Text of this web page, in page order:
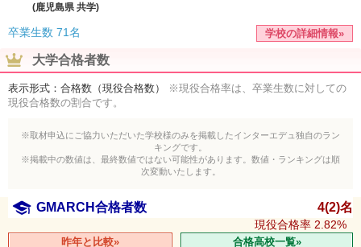
(鹿児島県 共学)
卒業生数 71名 学校の詳細情報»
大学合格者数
表示形式：合格数（現役合格数）
※現役合格率は、卒業生数に対しての
現役合格数の割合です。
※取材申込にご協力いただいた学校様のみを掲載したインターエデュ独自のラン
キングです。
※掲載中の数値は、最終数値ではない可能性があります。数値・ランキングは順
次変動いたします。
GMARCH合格者数 4(2)名
現役合格率 2.82%
昨年と比較» 合格高校一覧»